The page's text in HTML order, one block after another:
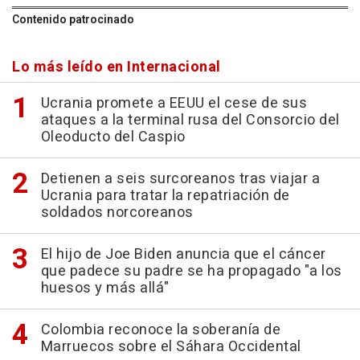
Contenido patrocinado
Lo más leído en Internacional
Ucrania promete a EEUU el cese de sus
ataques a la terminal rusa del Consorcio del
Oleoducto del Caspio
Detienen a seis surcoreanos tras viajar a
Ucrania para tratar la repatriación de
soldados norcoreanos
El hijo de Joe Biden anuncia que el cáncer
que padece su padre se ha propagado "a los
huesos y más allá"
Colombia reconoce la soberanía de
Marruecos sobre el Sáhara Occidental